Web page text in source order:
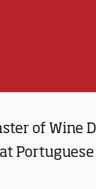
of Wine